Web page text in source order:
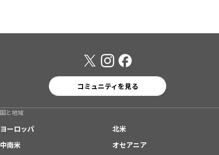
コミュニティを見る
国と地域
ヨーロッパ
北米
中南米
オセアニア